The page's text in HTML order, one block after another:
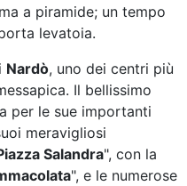
a piramide; un tempo
levatoia.
Nardò, uno dei centri più
Il bellissimo
per le sue importanti
meravigliosi
Salandra", con la
", e le numerose